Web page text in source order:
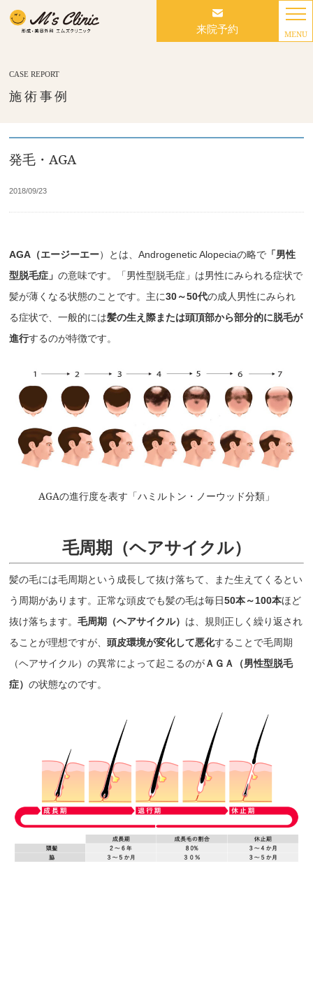
来院予約 MENU
CASE REPORT
施術事例
発毛・AGA
2018/09/23
AGA（エージーエー）とは、Androgenetic Alopeciaの略で 「男性
型脱毛症」の意味です。「男性型脱毛症」は男性にみられる症状で
髪が薄くなる状態のことです。主に30～50代の成人男性にみられ
る症状で、一般的には髪の生え際または頭頂部から部分的に脱毛が
進行するのが特徴です。
AGAの進行度を表す「ハミルトン・ノーウッド分類」
毛周期（ヘアサイクル）
髪の毛には毛周期という成長して抜け落ちて、また生えてくるとい
う周期があります。正常な頭皮でも髪の毛は毎日50本～100本ほど
抜け落ちます。毛周期（ヘアサイクル） は、規則正しく繰り返され
ることが理想ですが、頭皮環境が変化して悪化することで毛周期
（ヘアサイクル）の異常によって起こるのがＡＧＡ（男性型脱毛
症）の状態なのです。